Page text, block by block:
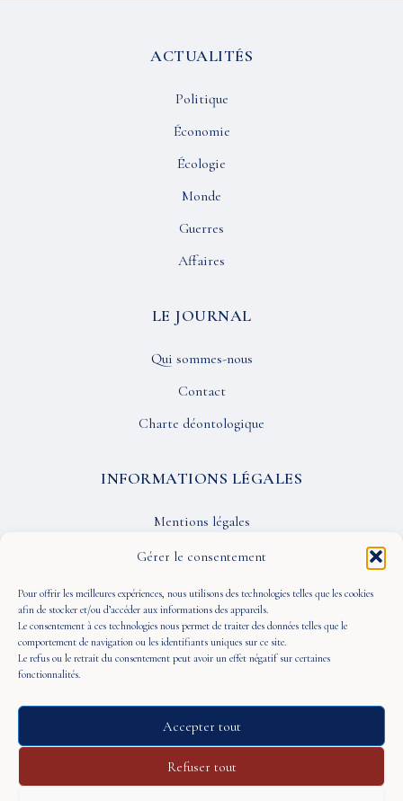
Gérer le consentement
Pour offrir les meilleures expériences, nous utilisons des technologies telles que les cookies
afin de stocker et/ou d’accéder aux informations des appareils.
Le consentement à ces technologies nous permet de traiter des données telles que le
comportement de navigation ou les identifiants uniques sur ce site.
Le refus ou le retrait du consentement peut avoir un effet négatif sur certaines
fonctionnalités.
Accepter tout
Refuser tout
ACTUALITÉS
Politique
Économie
Écologie
Monde
Guerres
Affaires
LE JOURNAL
Qui sommes-nous
Contact
Charte déontologique
INFORMATIONS LÉGALES
Mentions légales
Confidentialité
CGU
SUIVEZ-NOUS
© 2026 À Portée de Vue — Tous droits réservés